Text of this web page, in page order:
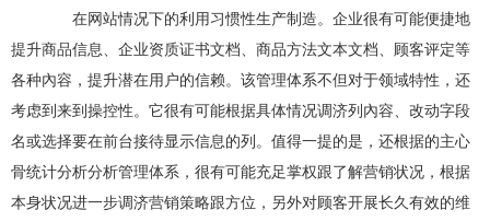
在网站情况下的利用习惯性生产制造。企业很有可能便捷地
提升商品信息、企业资质证书文档、商品方法文本文档、顾客评定等
各种內容，提升潜在用户的信赖。该管理体系不但对于领域特性，还
考虑到来到操控性。它很有可能根据具体情况调济列內容、改动字段
名或选择要在前台接待显示信息的列。值得一提的是，还根据的主心
骨统计分析分析管理体系，很有可能充足掌权跟了解营销状况，根据
本身状况进一步调济营销策略跟方位，另外对顾客开展长久有效的维